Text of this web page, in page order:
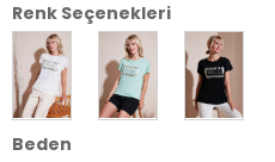
Renk Seçenekleri
Beden